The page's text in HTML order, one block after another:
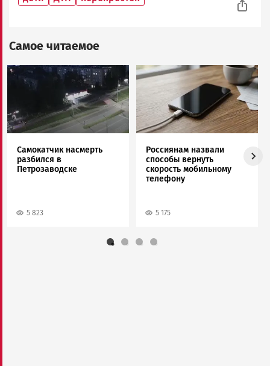
Самое читаемое
Image
Самокатчик насмерть
разбился в
Петрозаводске
5 823
Image
Россиянам назвали
способы вернуть
скорость мобильному
телефону
5 175